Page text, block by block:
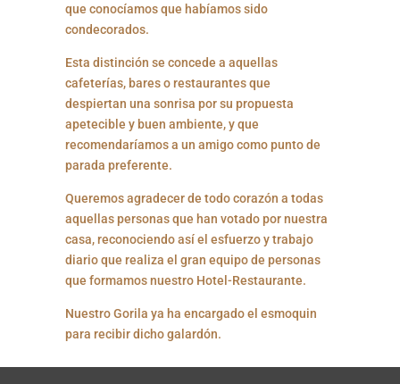
que conocíamos que habíamos sido
condecorados.
Esta distinción se concede a aquellas
cafeterías, bares o restaurantes que
despiertan una sonrisa por su propuesta
apetecible y buen ambiente, y que
recomendaríamos a un amigo como punto de
parada preferente.
Queremos agradecer de todo corazón a todas
aquellas personas que han votado por nuestra
casa, reconociendo así el esfuerzo y trabajo
diario que realiza el gran equipo de personas
que formamos nuestro Hotel-Restaurante.
Nuestro Gorila ya ha encargado el esmoquin
para recibir dicho galardón.